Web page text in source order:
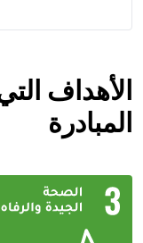
الأهداف
المبادرة